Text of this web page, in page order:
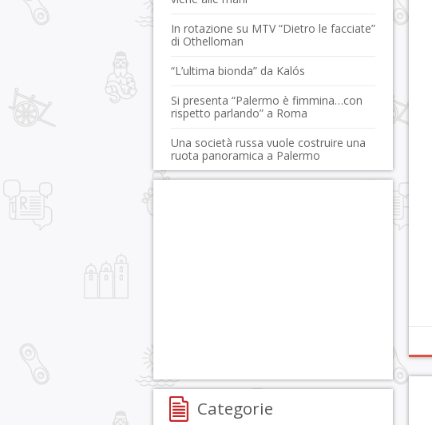
In rotazione su MTV “Dietro le facciate”
di Othelloman
“L’ultima bionda” da Kalós
Si presenta “Palermo è fimmina…con
rispetto parlando” a Roma
Una società russa vuole costruire una
ruota panoramica a Palermo
Categorie